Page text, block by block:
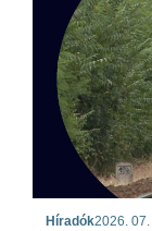
Híradók2026.